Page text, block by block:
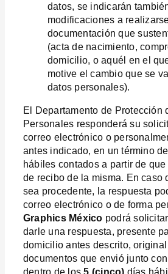
datos, se indicarán
modificaciones a
documentación que
(acta de nacimiento,
domicilio, o aquél en el
motive el cambio que se
datos personales).
El Departamento de Protección
Personales responderá su
correo electrónico o
antes indicado, en un término de
hábiles contados a partir de
de recibo de la misma. En caso
sea procedente, la respuesta
correo electrónico o de forma
Graphics México podrá
darle una respuesta, presente
domicilio antes descrito,
documentos que envió junto
dentro de los5 (cinco) días